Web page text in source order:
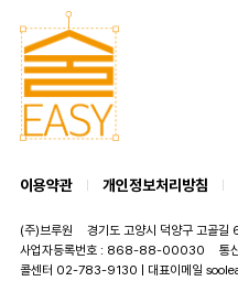
이용약관 개인정보처리방침
(주)브루원
경기도 고양시 덕양구 고골길
사업자등록번호 : 868-88-00030
통
콜센터 02-783-9130 | 대표이메일